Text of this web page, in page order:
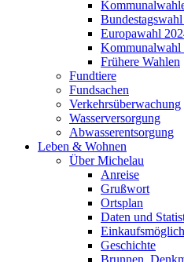
Europawahl
Kommunalwahl
Frühere Wahlen
Fundtiere
Fundsachen
Verkehrsüberwachung
Wasserversorgung
Abwasserentsorgung
Leben & Wohnen
Über Michelau
Anreise
Grußwort
Ortsplan
Daten und
Geschichte
Brunnen,